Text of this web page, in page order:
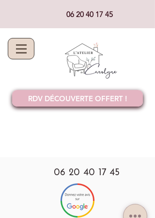
RDV DÉCOUVERTE OFFERT !
06 20 40 17 45
06 20 40 17 45